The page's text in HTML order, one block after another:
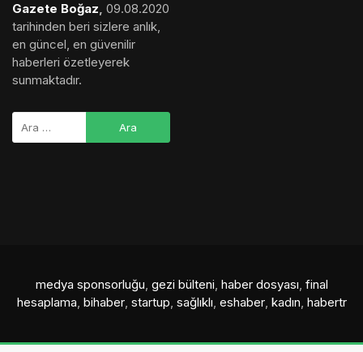
Gazete Boğaz, 09.08.2020
tarihinden beri sizlere anlık,
en güncel, en güvenilir
haberleri özetleyerek
sunmaktadır.
medya sponsorluğu, gezi bülteni, haber dosyası, final
hesaplama, bihaber, startup, sağlıklı, eshaber, kadın, habertr